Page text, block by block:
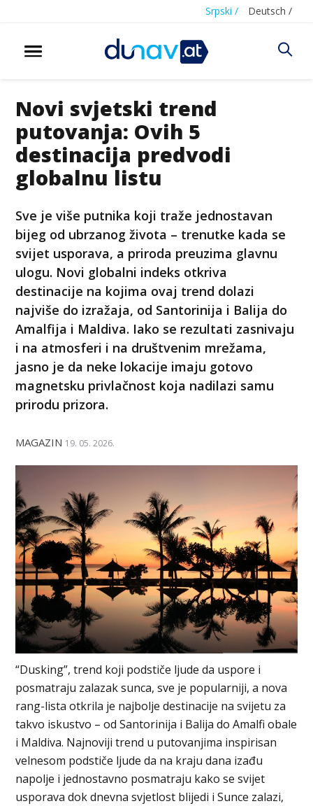
Srpski / Deutsch /
Novi svjetski trend
putovanja: Ovih 5
destinacija predvodi
globalnu listu
Sve je više putnika koji traže jednostavan
bijeg od ubrzanog života – trenutke kada se
svijet usporava, a priroda preuzima glavnu
ulogu. Novi globalni indeks otkriva
destinacije na kojima ovaj trend dolazi
najviše do izražaja, od Santorinija i Balija do
Amalfija i Maldiva. Iako se rezultati zasnivaju
i na atmosferi i na društvenim mrežama,
jasno je da neke lokacije imaju gotovo
magnetsku privlačnost koja nadilazi samu
prirodu prizora.
MAGAZIN 19. 05. 2026.
“Dusking”, trend koji podstiče ljude da uspore i
posmatraju zalazak sunca, sve je popularniji, a nova
rang-lista otkrila je najbolje destinacije na svijetu za
takvo iskustvo – od Santorinija i Balija do Amalfi obale
i Maldiva. Najnoviji trend u putovanjima inspirisan
velnesom podstiče ljude da na kraju dana izađu
napolje i jednostavno posmatraju kako se svijet
usporava dok dnevna svjetlost blijedi i Sunce zalazi,